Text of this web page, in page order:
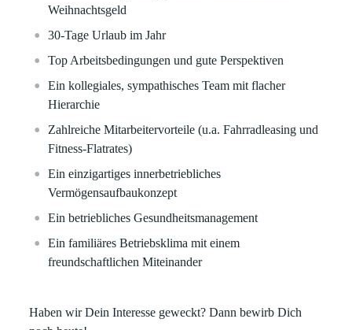
Weihnachtsgeld
30-Tage Urlaub im Jahr
Top Arbeitsbedingungen und gute Perspektiven
Ein kollegiales, sympathisches Team mit flacher
Hierarchie
Zahlreiche Mitarbeitervorteile (u.a. Fahrradleasing und
Fitness-Flatrates)
Ein einzigartiges innerbetriebliches
Vermögensaufbaukonzept
Ein betriebliches Gesundheitsmanagement
Ein familiäres Betriebsklima mit einem
freundschaftlichen Miteinander
Haben wir Dein Interesse geweckt? Dann bewirb Dich